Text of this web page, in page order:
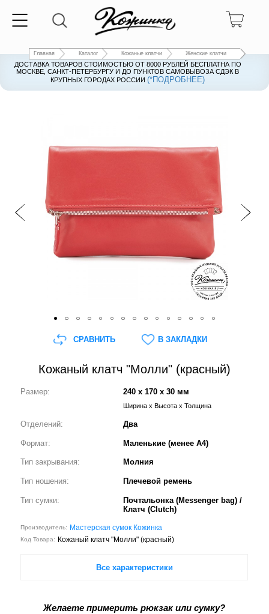
Главная Каталог Кожаные клатчи Женские клатчи
ДОСТАВКА ТОВАРОВ СТОИМОСТЬЮ ОТ 8000 РУБЛЕЙ БЕСПЛАТНА ПО
МОСКВЕ, САНКТ-ПЕТЕРБУРГУ И ДО ПУНКТОВ САМОВЫВОЗА СДЭК В
КРУПНЫХ ГОРОДАХ РОССИИ(*ПОДРОБНЕЕ)
ДОСТАВКА ТОВАРОВ СТОИМОСТЬЮ ОТ 8000 РУБЛЕЙ БЕСПЛАТНА ПО
МОСКВЕ, САНКТ-ПЕТЕРБУРГУ И ДО ПУНКТОВ САМОВЫВОЗА СДЭК В
КРУПНЫХ ГОРОДАХ РОССИИ(*ПОДРОБНЕЕ)
Кожаный клатч "Молли" (красный)
Размер: 240 x 170 x 30 мм
Ширина x Высота x Толщина
Отделений: Два
Формат: Маленькие (менее А4)
Тип закрывания: Молния
Тип ношения: Плечевой ремень
Тип сумки:
Почтальонка (Messenger bag) /
Клатч (Clutch)
Производитель: Мастерская сумок Кожинка
Код Товара: Кожаный клатч "Молли" (красный)
Все характеристики
Желаете примерить рюкзак или сумку?
СРАВНИТЬ В ЗАКЛАДКИ